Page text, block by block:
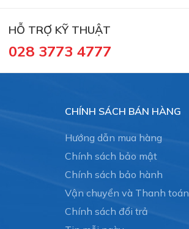
HỖ TRỢ KỸ THUẬT
028 3773 4777
CHÍNH SÁCH BÁN HÀNG
Hướng dẫn mua hàng
Chính sách bảo mật
Chính sách bảo hành
Vận chuyển và Thanh toán
Chính sách đổi trả